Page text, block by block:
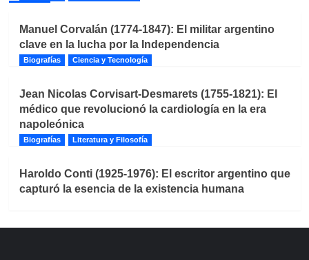
Manuel Corvalán (1774-1847): El militar argentino
clave en la lucha por la Independencia
Biografías Ciencia y Tecnología
Jean Nicolas Corvisart-Desmarets (1755-1821): El
médico que revolucionó la cardiología en la era
napoleónica
Biografías Literatura y Filosofía
Haroldo Conti (1925-1976): El escritor argentino que
capturó la esencia de la existencia humana